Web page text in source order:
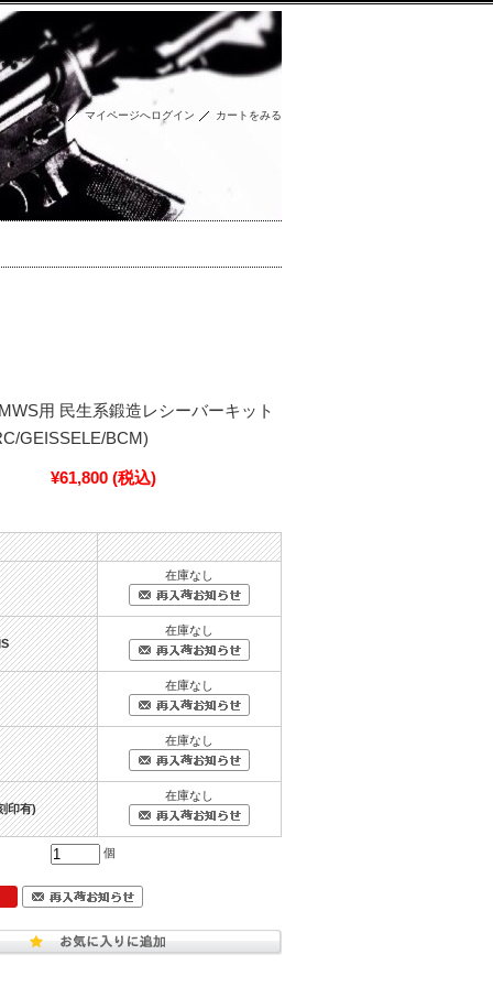
マイページへログイン カートをみる
用 民生系鍛造レシーバーキット
GEISSELE/BCM)
¥61,800 (税込)
在庫なし
在庫なし
在庫なし
在庫なし
印有)
在庫なし
個